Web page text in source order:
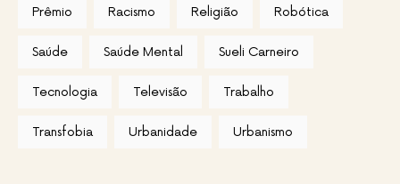
Prêmio Racismo Religião Robótica
Saúde Saúde Mental Sueli Carneiro
Tecnologia Televisão Trabalho
Transfobia Urbanidade Urbanismo